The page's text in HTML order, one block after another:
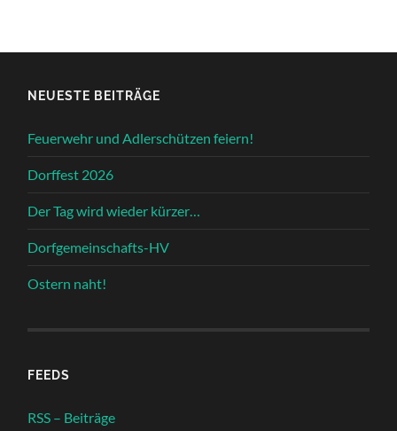
NEUESTE BEITRÄGE
Feuerwehr und Adlerschützen feiern!
Dorffest 2026
Der Tag wird wieder kürzer…
Dorfgemeinschafts-HV
Ostern naht!
FEEDS
RSS – Beiträge